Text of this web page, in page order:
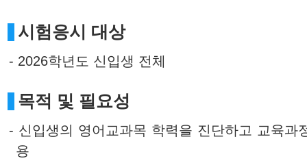
시험응시 대상
- 2026학년도 신입생 전체
목적 및 필요성
- 신입생의 영어교과목 학력을 진단하고 교육과
용